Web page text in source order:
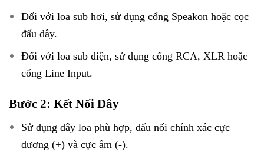
Đối với loa sub hơi, sử dụng cổng Speakon hoặc cọc
đấu dây.
Đối với loa sub điện, sử dụng cổng RCA, XLR hoặc
cổng Line Input.
Bước 2: Kết Nối Dây
Sử dụng dây loa phù hợp, đấu nối chính xác cực
dương (+) và cực âm (-).